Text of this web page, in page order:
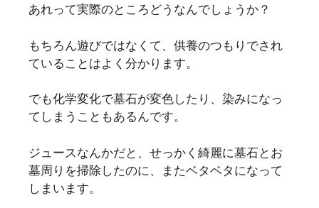
あれって実際のところどうなんでしょうか？
もちろん遊びではなくて、供養のつもりでされ
ていることはよく分かります。
でも化学変化で墓石が変色したり、染みになっ
てしまうこともあるんです。
ジュースなんかだと、せっかく綺麗に墓石とお
墓周りを掃除したのに、またベタベタになって
しまいます。